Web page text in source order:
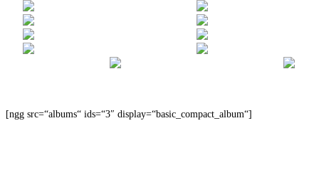
[ngg src=“albums“ ids=“3″ display=“basic_compact_album“]